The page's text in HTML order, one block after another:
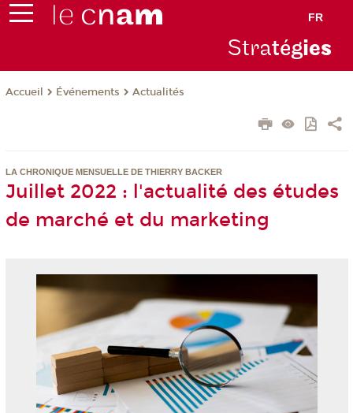
FR
Stratégies
Accueil Événements Actualités
LA CHRONIQUE MENSUELLE DE THIERRY BACKER
Juillet 2022 : l'actualité des études
de marché et du marketing